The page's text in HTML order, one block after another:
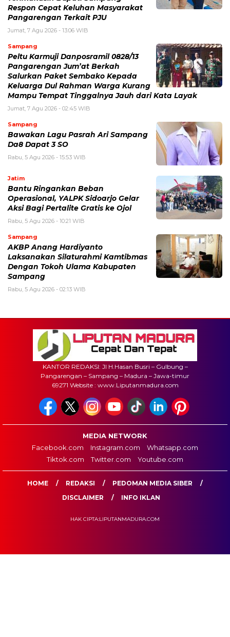
Respon Cepat Keluhan Masyarakat
Pangarengan Terkait PJU
Jumat, 7 Agu 2026 - 13:06 WIB
Sampang
Peltu Karmuji Danposramil 0828/13
Pangarengan Jum’at Berkah
Salurkan Paket Sembako Kepada
Keluarga Dul Rahman Warga Kurang
Mampu Tempat Tinggalnya Jauh dari Kata Layak
Jumat, 7 Agu 2026 - 02:45 WIB
Sampang
Bawakan Lagu Pasrah Ari Sampang
Da8 Dapat 3 SO
Rabu, 5 Agu 2026 - 15:53 WIB
Jatim
Bantu Ringankan Beban
Operasional, YALPK Sidoarjo Gelar
Aksi Bagi Pertalite Gratis ke Ojol
Rabu, 5 Agu 2026 - 10:21 WIB
Sampang
AKBP Anang Hardiyanto
Laksanakan Silaturahmi Kamtibmas
Dengan Tokoh Ulama Kabupaten
Sampang
Rabu, 5 Agu 2026 - 02:13 WIB
KANTOR REDAKSI: Jl H.Hasan Busri – Gulbung –
Pangarengan – Sampang – Madura – Jawa-timur
69271 Website : www.Liputanmadura.com
MEDIA NETWORK
Facebook.com
Instagram.com
Whatsapp.com
Tiktok.com
Twitter.com Youtube.com
HOME REDAKSI
PEDOMAN MEDIA SIBER
DISCLAIMER
INFO IKLAN
HAK CIPTA:LIPUTANMADURA.COM